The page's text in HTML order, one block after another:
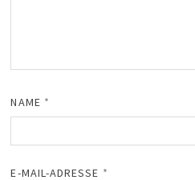
NAME *
E-MAIL-ADRESSE *